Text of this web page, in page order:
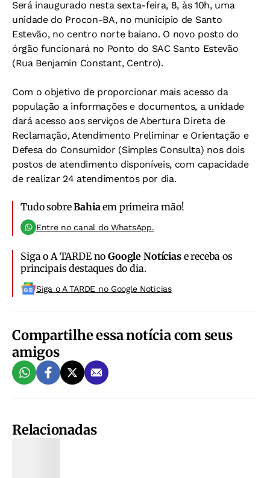
Será inaugurado nesta sexta-feira, 8, às 10h, uma
unidade do Procon-BA, no município de Santo
Estevão, no centro norte baiano. O novo posto do
órgão funcionará no Ponto do SAC Santo Estevão
(Rua Benjamin Constant, Centro).
Com o objetivo de proporcionar mais acesso da
população a informações e documentos, a unidade
dará acesso aos serviços de Abertura Direta de
Reclamação, Atendimento Preliminar e Orientação e
Defesa do Consumidor (Simples Consulta) nos dois
postos de atendimento disponíveis, com capacidade
de realizar 24 atendimentos por dia.
Tudo sobreBahia em primeira mão!
Entre no canal do WhatsApp.
Siga o A TARDE noGoogle Notíciase receba os
principais destaques do dia.
Siga o A TARDE no Google Noticias
Compartilhe essa notícia com seus
amigos
Relacionadas